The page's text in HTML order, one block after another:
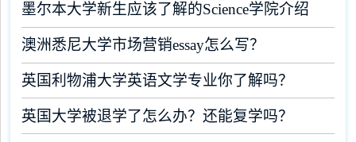
墨尔本大学新生应该了解的Science学院介绍
澳洲悉尼大学市场营销essay怎么写？
英国利物浦大学英语文学专业你了解吗？
英国大学被退学了怎么办？还能复学吗？